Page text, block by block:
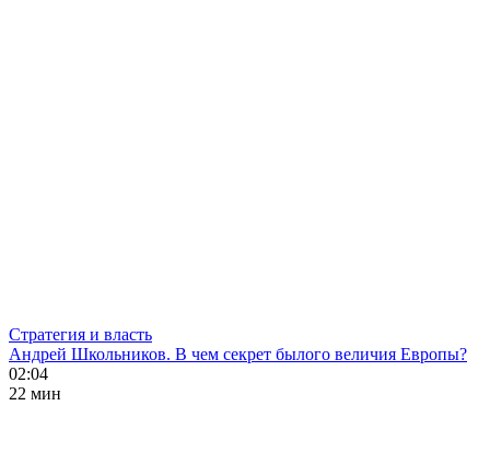
Стратегия и власть
Андрей Школьников. В чем секрет былого величия Европы?
02:04
22 мин